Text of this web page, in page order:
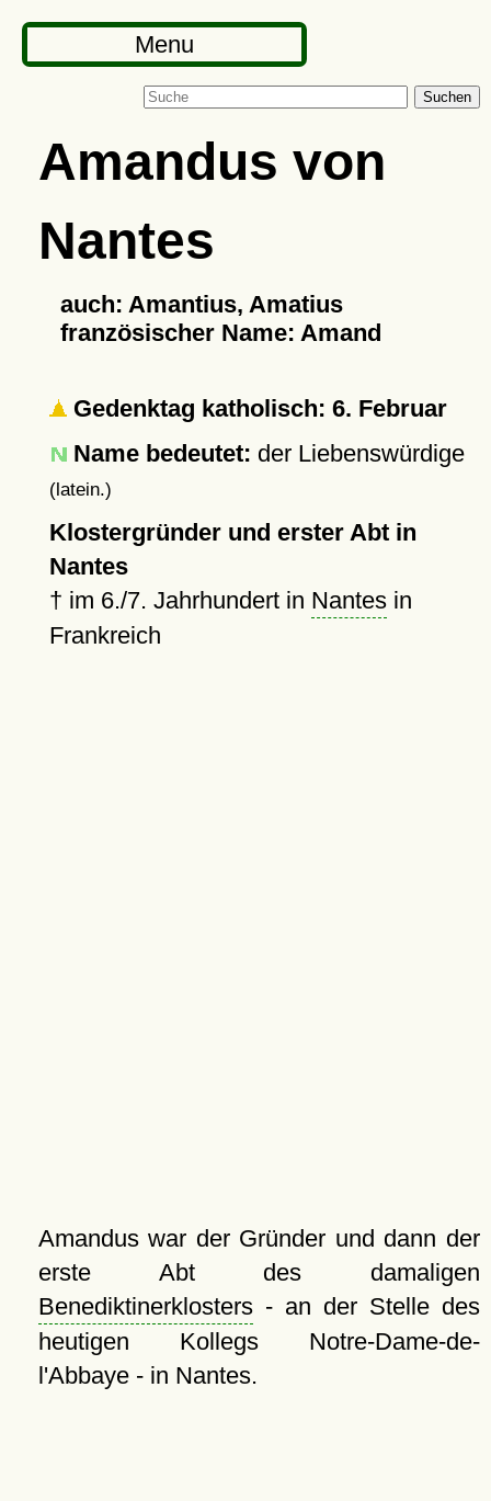
Menu
Suchen
Amandus von
Nantes
auch: Amantius, Amatius
französischer Name: Amand
Gedenktag katholisch: 6. Februar
Name bedeutet: der Liebenswürdige
(latein.)
Klostergründer und erster Abt in
Nantes
† im 6./7. Jahrhundert in Nantesin
Frankreich
Amandus war der Gründer und dann der
erste Abt des damaligen
Benediktinerklosters- an der Stelle des
heutigen Kollegs Notre-Dame-de-
l'Abbaye - in Nantes.